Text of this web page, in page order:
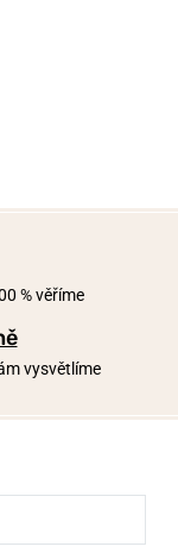
% věříme
vysvětlíme